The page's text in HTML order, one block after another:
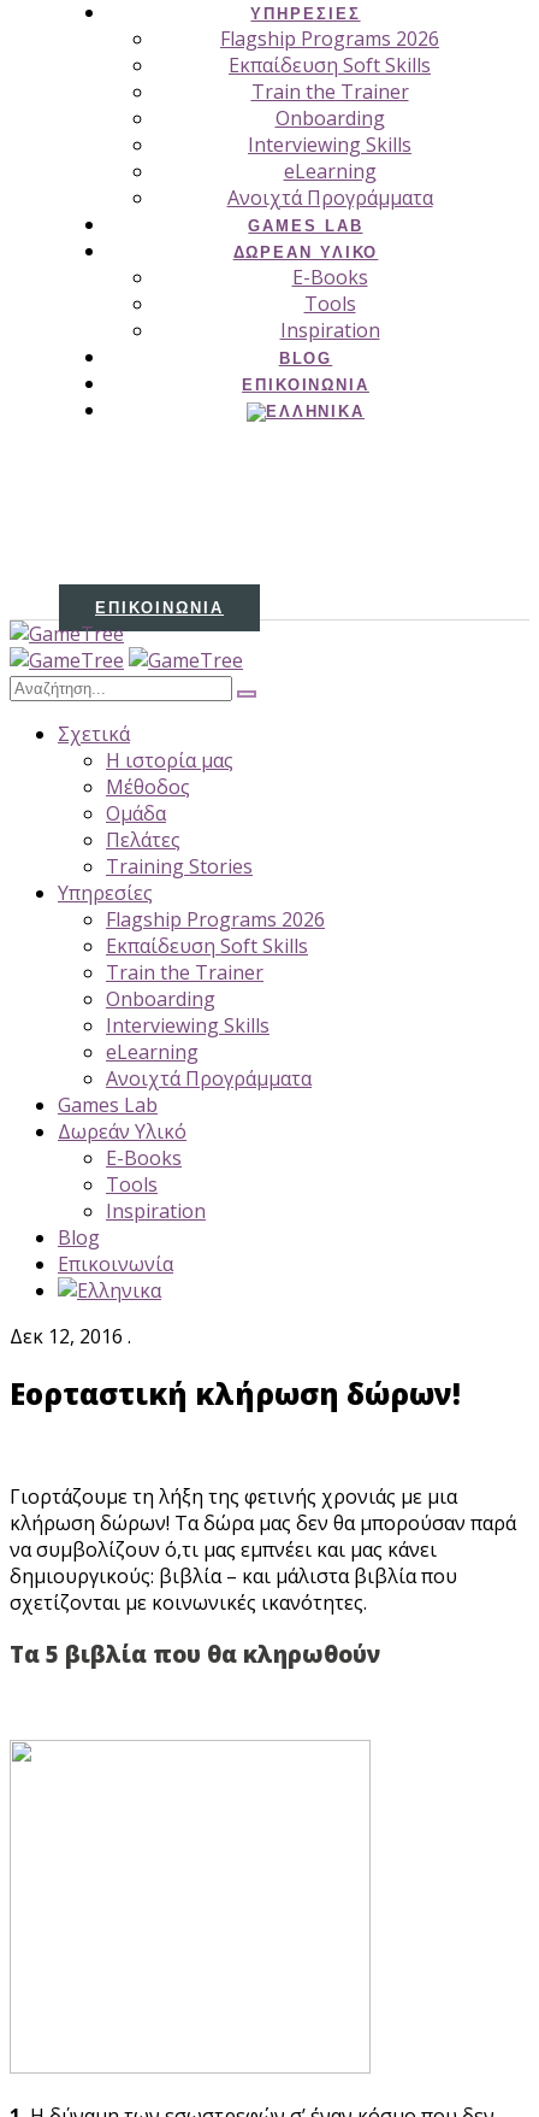
ΥΠΗΡΕΣΊΕΣ
Flagship Programs 2026
Εκπαίδευση Soft Skills
Train the Trainer
Onboarding
Interviewing Skills
eLearning
Ανοιχτά Προγράμματα
GAMES LAB
ΔΩΡΕΆΝ ΥΛΙΚΌ
E-Books
Tools
Inspiration
BLOG
ΕΠΙΚΟΙΝΩΝΊΑ
ΕΠΙΚΟΙΝΩΝΊΑ
Σχετικά
H ιστορία μας
Μέθοδος
Ομάδα
Πελάτες
Training Stories
Υπηρεσίες
Flagship Programs 2026
Εκπαίδευση Soft Skills
Train the Trainer
Onboarding
Interviewing Skills
eLearning
Ανοιχτά Προγράμματα
Games Lab
Δωρεάν Υλικό
E-Books
Tools
Inspiration
Blog
Επικοινωνία
Δεκ 12, 2016 .
Εορταστική κλήρωση δώρων!
Γιορτάζουμε τη λήξη της φετινής χρονιάς με μια
κλήρωση δώρων! Τα δώρα μας δεν θα μπορούσαν παρά
να συμβολίζουν ό,τι μας εμπνέει και μας κάνει
δημιουργικούς: βιβλία – και μάλιστα βιβλία που
σχετίζονται με κοινωνικές ικανότητες.
Τα 5 βιβλία που θα κληρωθούν